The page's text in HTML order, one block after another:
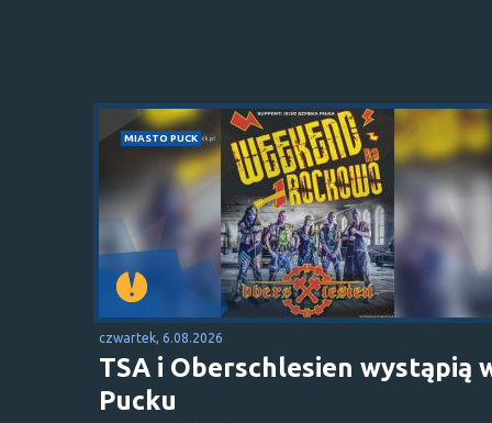
MIASTO PUCK
czwartek, 6.08.2026
TSA i Oberschlesien wystąpią
Pucku